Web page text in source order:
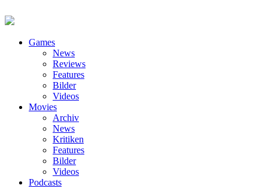
Games
News
Reviews
Features
Bilder
Videos
Movies
Archiv
News
Kritiken
Features
Bilder
Videos
Podcasts